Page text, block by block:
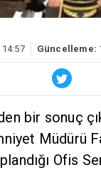
14:57 Güncelleme:
bir sonuç
Müdürü
Ofis